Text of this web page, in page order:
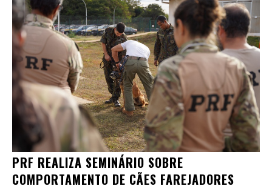
PRF REALIZA SEMINÁRIO SOBRE
COMPORTAMENTO DE CÃES FAREJADORES